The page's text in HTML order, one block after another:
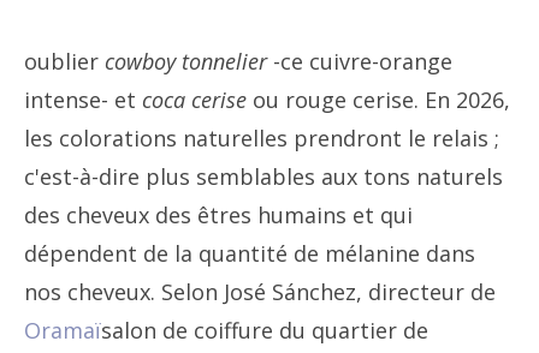
oublier cowboy tonnelier -ce cuivre-orange
intense- et coca cerise ou rouge cerise. En 2026,
les colorations naturelles prendront le relais ;
c'est-à-dire plus semblables aux tons naturels
des cheveux des êtres humains et qui
dépendent de la quantité de mélanine dans
nos cheveux. Selon José Sánchez, directeur de
Oramaïsalon de coiffure du quartier de